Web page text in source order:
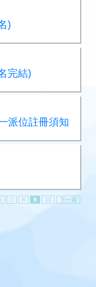
)
完結)
派位註冊須知
7 8 9 10 下一頁